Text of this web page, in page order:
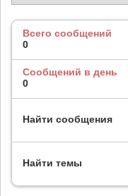
Всего сообщений
0
Сообщений в день
0
Найти сообщения
Найти темы